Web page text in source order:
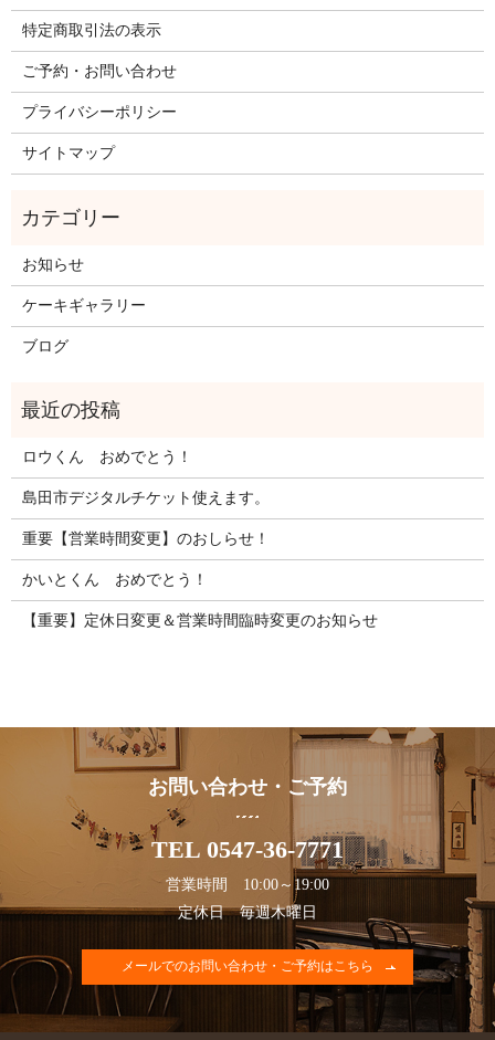
特定商取引法の表示
ご予約・お問い合わせ
プライバシーポリシー
サイトマップ
お知らせ
ケーキギャラリー
ブログ
ロウくん おめでとう！
島田市デジタルチケット使えます。
重要【営業時間変更】のおしらせ！
かいとくん おめでとう！
【重要】定休日変更＆営業時間臨時変更のお知らせ
お問い合わせ・ご予約
TEL 0547-36-7771
営業時間 10:00～19:00
定休日 毎週木曜日
メールでのお問い合わせ・ご予約はこちら